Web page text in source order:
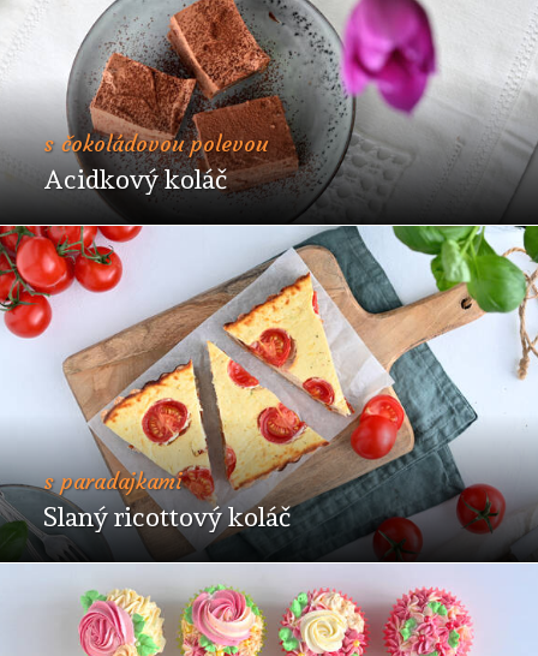
s čokoládovou polevou
Acidkový koláč
s paradajkami
Slaný ricottový koláč